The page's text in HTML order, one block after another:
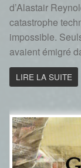
d’Alastair
catastrophe
impossible.
avaient émigré
LIRE LA SUITE